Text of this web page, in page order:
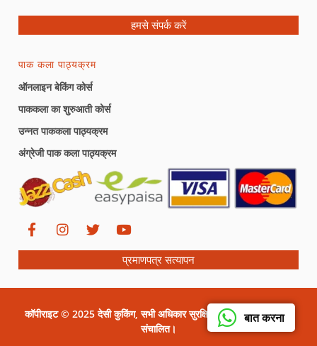
बात करना
हमसे संपर्क करें
पाक कला पाठ्यक्रम
ऑनलाइन बेकिंग कोर्स
पाककला का शुरुआती कोर्स
उन्नत पाककला पाठ्यक्रम
अंग्रेजी पाक कला पाठ्यक्रम
प्रमाणपत्र सत्यापन
कॉपीराइट © 2025 देसी कुकिंग, सभी अधिकार सुरक्षित। सीरत ग्राफिक्स द्वारा
संचालित।